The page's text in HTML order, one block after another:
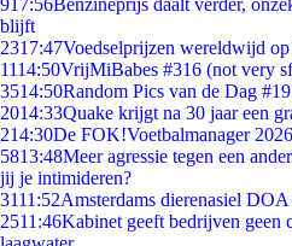
917:56Benzineprijs daalt verder,
blijft
2317:47Voedselprijzen wereldwijd
1114:50VrijMiBabes #316 (not very
3514:50Random Pics van de Dag
2014:33Quake krijgt na 30 jaar een
214:30De FOK!Voetbalmanager
5813:48Meer agressie tegen een
jij je intimideren?
3111:52Amsterdams dierenasiel
2511:46Kabinet geeft bedrijven geen